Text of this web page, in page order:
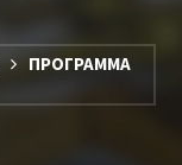
ΠΡΟΓΡΑΜΜΑ